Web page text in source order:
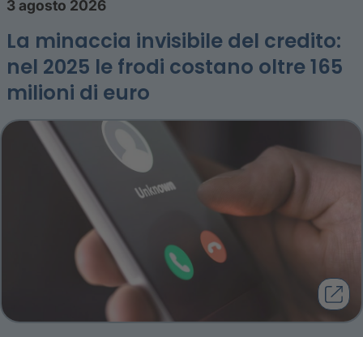
3 agosto 2026
La minaccia invisibile del credito:
nel 2025 le frodi costano oltre 165
milioni di euro